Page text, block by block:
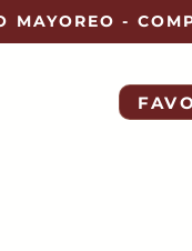
MAYOREO -